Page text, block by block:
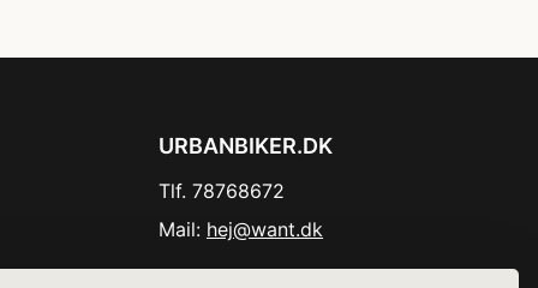
URBANBIKER.DK
Tlf. 78768672
Mail: hej@want.dk